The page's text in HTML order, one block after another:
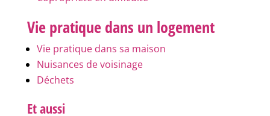
Vie pratique dans un logement
Vie pratique dans sa maison
Nuisances de voisinage
Déchets
Et aussi